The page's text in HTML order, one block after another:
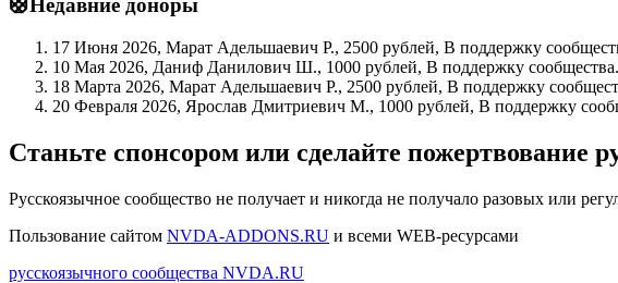
🛟Недавние доноры
17 Июня 2026, Марат Адельшаевич Р., 2500 рублей, В поддержку
10 Мая 2026, Даниф Данилович Ш., 1000 рублей, В поддержку сообщества.
18 Марта 2026, Марат Адельшаевич Р., 2500 рублей, В поддержку
20 Февраля 2026, Ярослав Дмитриевич М., 1000 рублей, В поддержку
Станьте спонсором или сделайте пожертвование
Русскоязычное сообщество не получает и никогда не получало разовых или
Пользование сайтом NVDA-ADDONS.RU и всеми WEB-ресурсами
русскоязычного сообщества NVDA.RU